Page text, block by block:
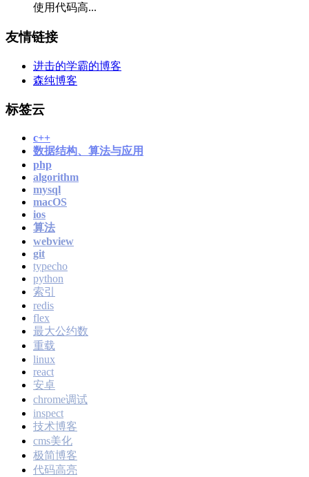
使用代码高...
友情链接
进击的学霸的博客
森纯博客
标签云
c++
数据结构、算法与应用
php
algorithm
mysql
macOS
ios
算法
webview
git
typecho
python
索引
redis
flex
最大公约数
重载
linux
react
安卓
chrome调试
inspect
技术博客
cms美化
极简博客
代码高亮